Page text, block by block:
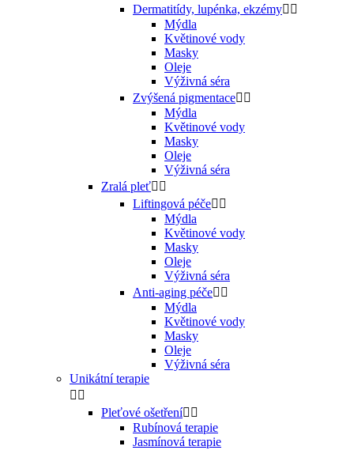
Dermatitídy, lupénka, ekzémy 
Mýdla
Květinové vody
Masky
Oleje
Výživná séra
Zvýšená pigmentace 
Mýdla
Květinové vody
Masky
Oleje
Výživná séra
Zralá pleť 
Liftingová péče 
Mýdla
Květinové vody
Masky
Oleje
Výživná séra
Anti-aging péče 
Mýdla
Květinové vody
Masky
Oleje
Výživná séra
Unikátní terapie
 
Pleťové ošetření 
Rubínová terapie
Jasmínová terapie